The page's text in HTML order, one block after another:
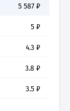
5 587 ₽
5 ₽
4.3 ₽
3.8 ₽
3.5 ₽